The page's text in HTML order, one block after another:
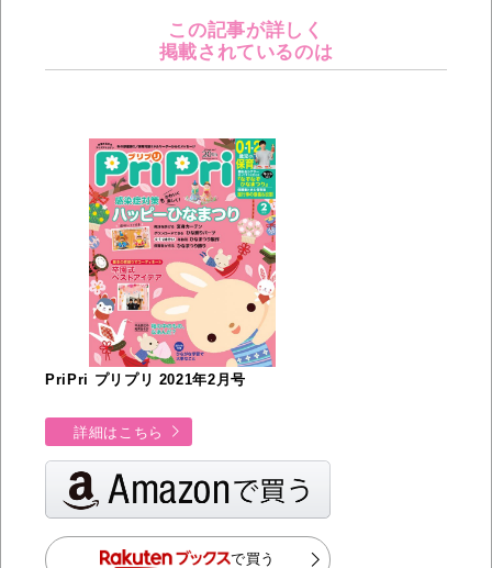
この記事が詳しく
掲載されているのは
PriPri プリプリ 2021年2月号
詳細はこちら
で買う